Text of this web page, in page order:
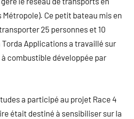
Ce petit bateau mis en
25 personnes et 10
Torda Applications a travaillé sur
à combustible développée par
a participé au projet Race 4
était destiné à sensibiliser sur la